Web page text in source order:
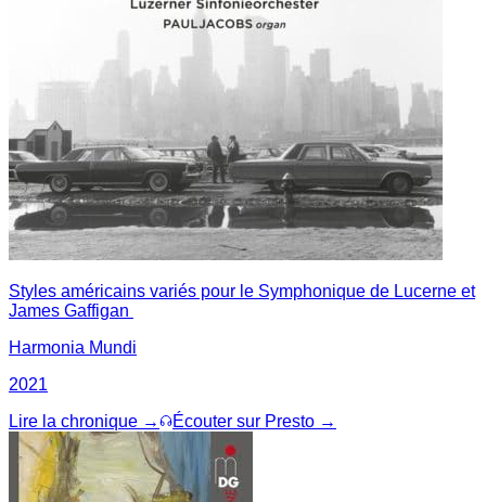
Styles américains variés pour le Symphonique de Lucerne et
James Gaffigan
Harmonia Mundi
2021
Lire la chronique →
Écouter sur Presto →